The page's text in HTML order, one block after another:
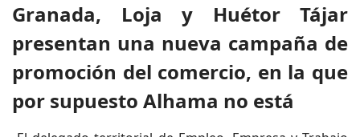
Granada, Loja y Huétor Tájar
presentan una nueva campaña de
promoción del comercio, en la que
por supuesto Alhama no está